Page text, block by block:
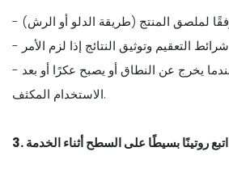
- استبدل المطهر عندما يخرج عن النطاق أو يصبح عكرًا أو بعد
الاستخدام المكثف.
3. اتبع روتينًا بسيطًا على السطح أثناء الخدمة